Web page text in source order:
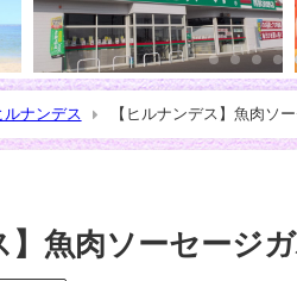
ルナンデス 【ヒルナンデス】魚肉ソ
】魚肉ソーセージ